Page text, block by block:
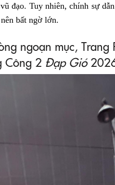
đạo. Tuy nhiên, chính sự
bất ngờ lớn.
ngoạn mục,
Công 2 Đạp Gió